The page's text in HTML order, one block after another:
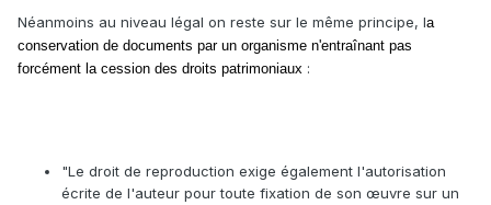
Néanmoins au niveau légal on reste sur le même principe, la
conservation de documents par un organisme n'entraînant pas
forcément la cession des droits patrimoniaux :
"Le droit de reproduction exige également l'autorisation
écrite de l'auteur pour toute fixation de son œuvre sur un